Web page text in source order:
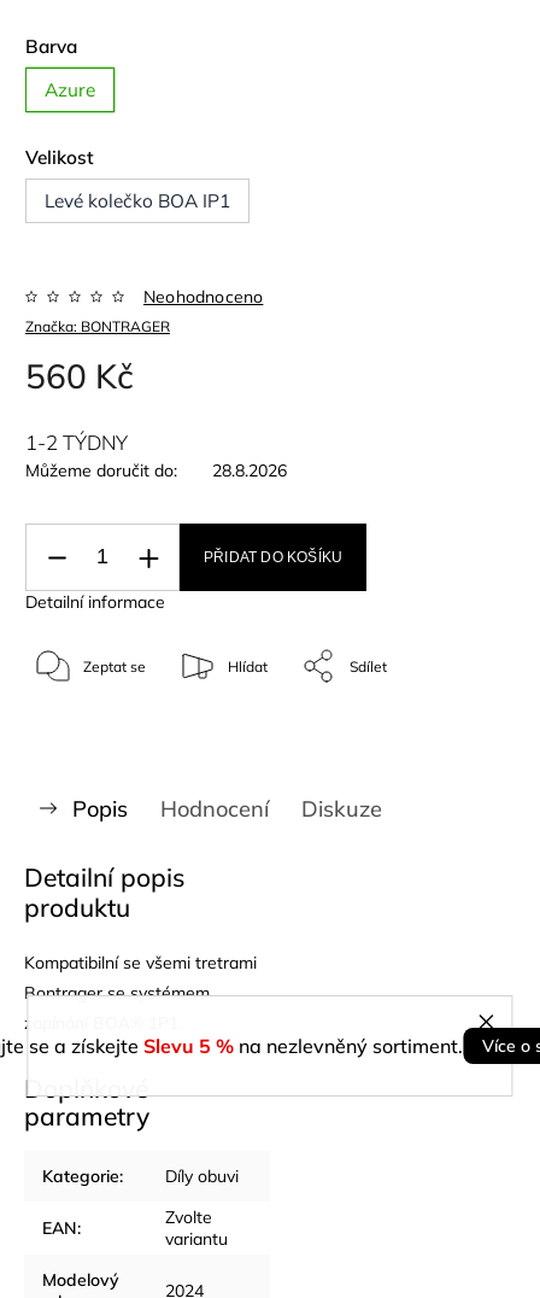
se a získejte Slevu 5 % na nezlevněný sortiment. Více o
Barva
Azure
Velikost
Levé kolečko BOA IP1
Značka: BONTRAGER
Neohodnoceno
560 Kč
1-2 TÝDNY
Můžeme doručit do: 28.8.2026
PŘIDAT DO KOŠÍKU
Detailní informace
Zeptat se Hlídat Sdílet
Popis Hodnocení Diskuze
Detailní popis
produktu
Kompatibilní se všemi tretrami
Bontrager se systémem
zapínání BOA® 1P1.
Doplňkové
parametry
Kategorie: Díly obuvi
EAN:
Zvolte
variantu
Modelový
2024